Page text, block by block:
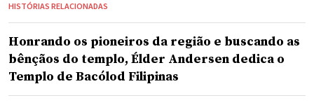
HISTÓRIAS RELACIONADAS
Honrando os pioneiros da região e buscando as
bênçãos do templo, Élder Andersen dedica o
Templo de Bacólod Filipinas